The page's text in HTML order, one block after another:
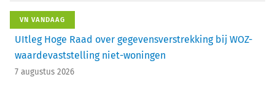
VN VANDAAG
UItleg Hoge Raad over gegevensverstrekking bij WOZ-
waardevaststelling niet-woningen
7 augustus 2026